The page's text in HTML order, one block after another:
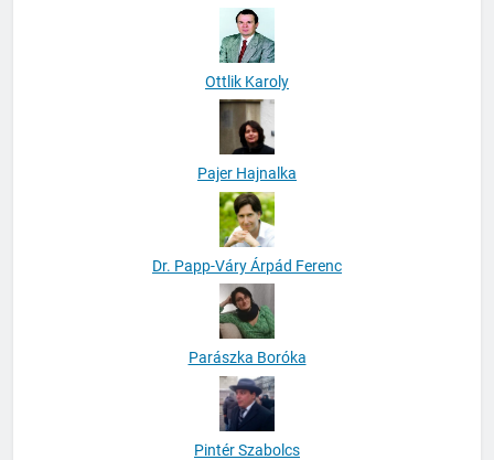
Ottlik Karoly
Pajer Hajnalka
Dr. Papp-Váry Árpád Ferenc
Parászka Boróka
Pintér Szabolcs